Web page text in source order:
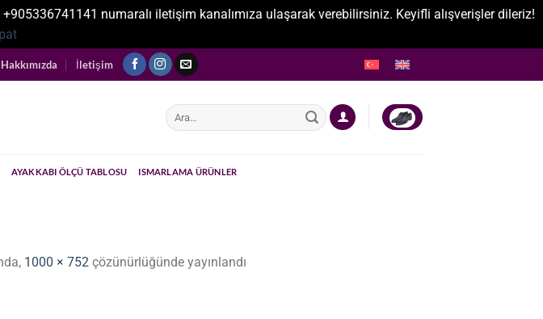
numaralı iletişim kanalımıza ulaşarak verebilirsiniz. Keyifli alışverişler dileriz!
Hakkımızda İletişim
Ara:
AYAKKABI ÖLÇÜ TABLOSU ISMARLAMA ÜRÜNLER
1000 × 752 çözünürlüğünde yayınlandı